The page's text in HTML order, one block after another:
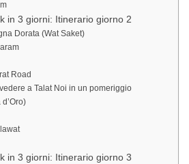
in 3 giorni: Itinerario giorno 2
Dorata (Wat Saket)
Road
a Talat Noi in un pomeriggio
in 3 giorni: Itinerario giorno 3